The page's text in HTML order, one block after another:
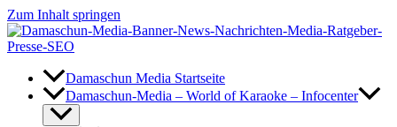
Zum Inhalt springen
Damaschun Media Startseite
Damaschun-Media – World of Karaoke – Infocenter